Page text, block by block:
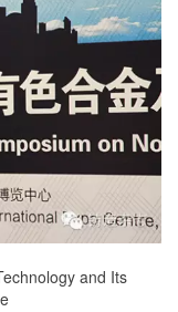
and Its